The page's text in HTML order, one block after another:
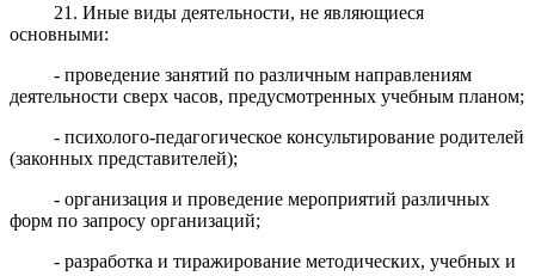
21. Иные виды деятельности, не являющиеся
основными:
- проведение занятий по различным направлениям
деятельности сверх часов, предусмотренных учебным планом;
- психолого-педагогическое консультирование родителей
(законных представителей);
- организация и проведение мероприятий различных
форм по запросу организаций;
- разработка и тиражирование методических, учебных и